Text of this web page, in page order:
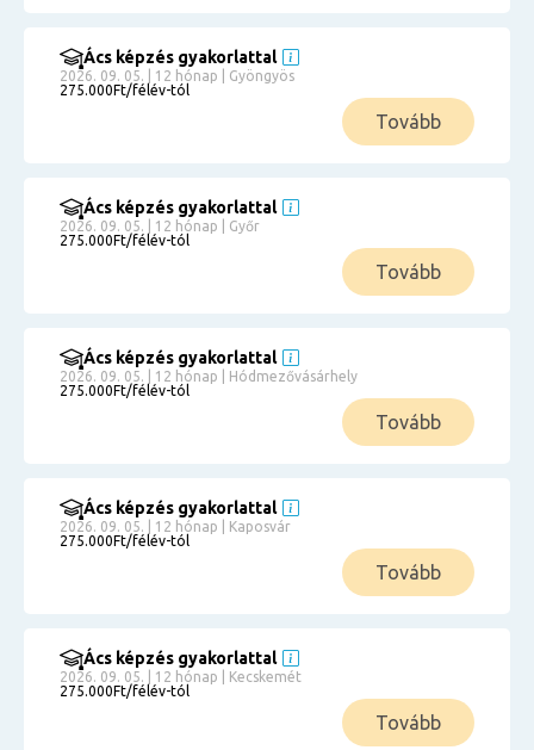
Ács képzés gyakorlattal
2026. 09. 05. | 12 hónap | Gyöngyös
275.000Ft/félév-tól
Tovább
Ács képzés gyakorlattal
2026. 09. 05. | 12 hónap | Győr
275.000Ft/félév-tól
Tovább
Ács képzés gyakorlattal
2026. 09. 05. | 12 hónap | Hódmezővásárhely
275.000Ft/félév-tól
Tovább
Ács képzés gyakorlattal
2026. 09. 05. | 12 hónap | Kaposvár
275.000Ft/félév-tól
Tovább
Ács képzés gyakorlattal
2026. 09. 05. | 12 hónap | Kecskemét
275.000Ft/félév-tól
Tovább